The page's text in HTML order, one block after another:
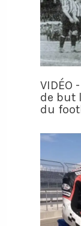
VIDÉO
de but
du